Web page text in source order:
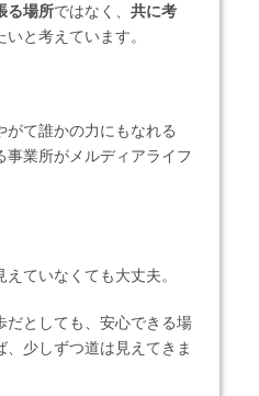
る場所ではなく、共に考
いと考えています。
て誰かの力にもなれる
業所がメルディアライフ
ていなくても大丈夫。
だとしても、安心できる場
少しずつ道は見えてきま